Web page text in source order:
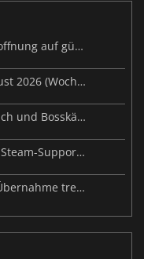
Steam Frame: Preis-Leak zerstört Hoffnung auf günstiges VR-Headset
Neue Videospiele der Woche – August 2026 (Woche 32)
Palworld-Update verbessert Sunreach und Bosskämpfe deutlich
Microsoft überdenkt Project Helix – Steam-Support gefährdet
Malware-Karten und eine Discord-Übernahme treffen Meccha Chameleon